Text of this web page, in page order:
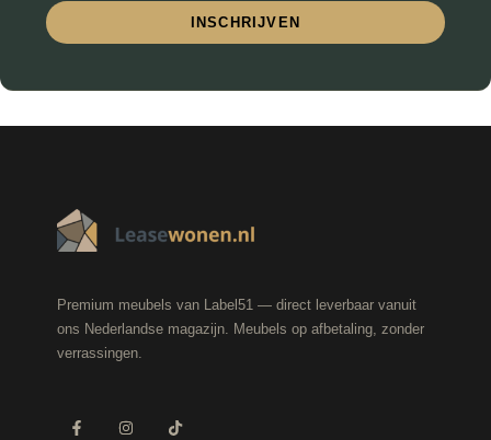
INSCHRIJVEN
Premium meubels van Label51 — direct leverbaar vanuit
ons Nederlandse magazijn. Meubels op afbetaling, zonder
verrassingen.